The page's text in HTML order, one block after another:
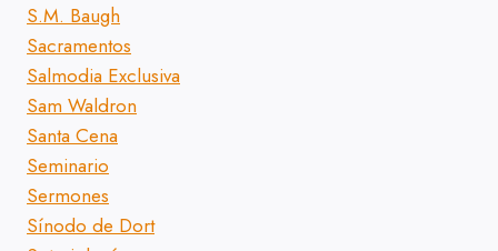
S.M. Baugh
Sacramentos
Salmodia Exclusiva
Sam Waldron
Santa Cena
Seminario
Sermones
Sínodo de Dort